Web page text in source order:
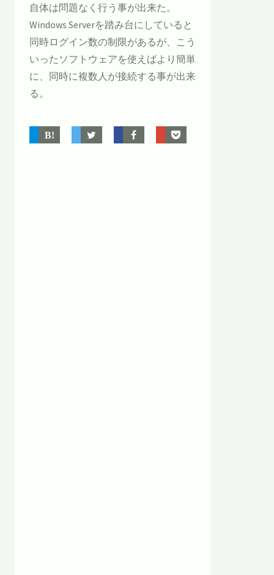
自体は問題なく行う事が出来た。
Windows Serverを踏み台にしていると
同時ログイン数の制限があるが、こう
いったソフトウェアを使えばより簡単
に、同時に複数人が接続する事が出来
る。